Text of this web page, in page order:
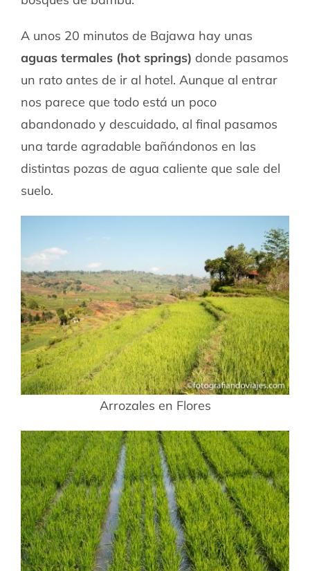
A unos 20 minutos de Bajawa hay unas
aguas termales (hot springs) donde pasamos
un rato antes de ir al hotel. Aunque al entrar
nos parece que todo está un poco
abandonado y descuidado, al final pasamos
una tarde agradable bañándonos en las
distintas pozas de agua caliente que sale del
suelo.
Arrozales en Flores